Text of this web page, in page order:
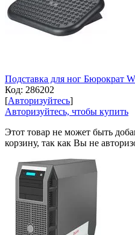
Подставка для ног Бюрократ
Код: 286202
[Авторизуйтесь]
Авторизуйтесь, чтобы купить
Этот товар не может быть
корзину, так как Вы не